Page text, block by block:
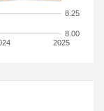
2025
8.00
8.25